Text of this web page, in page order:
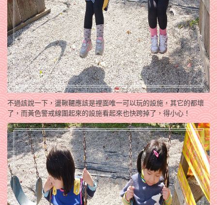
不過該說一下，盪鞦韆應該是裡面唯一可以玩的設施，其它的都壞
了，而黃色警戒線圍起來的設施看起來也快跨掉了，得小心！